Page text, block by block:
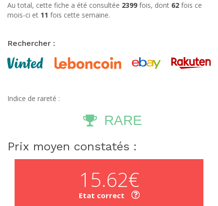
Au total, cette fiche a été consultée 2399 fois, dont 62 fois ce
mois-ci et 11 fois cette semaine.
Rechercher :
Indice de rareté :
RARE
Prix moyen constatés :
15.62€
Etat correct